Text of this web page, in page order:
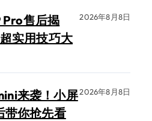
Pro售后揭
实用技巧大
2026年8月8日
来袭！小屏
带你抢先看
2026年8月8日